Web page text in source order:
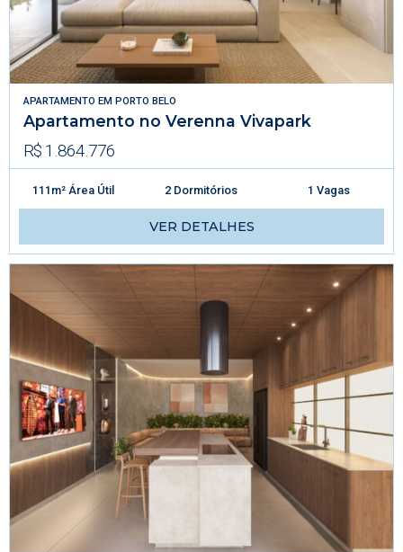
APARTAMENTO EM PORTO BELO
Apartamento no Verenna Vivapark
R$ 1.864.776
111m² Área Útil 2 Dormitórios 1 Vagas
VER DETALHES